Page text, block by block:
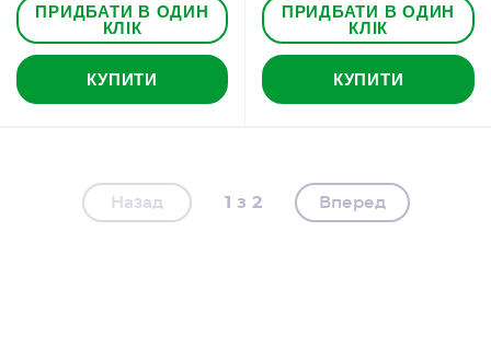
ПРИДБАТИ В ОДИН
КЛІК
КУПИТИ
ПРИДБАТИ В ОДИН
КЛІК
КУПИТИ
Назад 1 2 Вперед